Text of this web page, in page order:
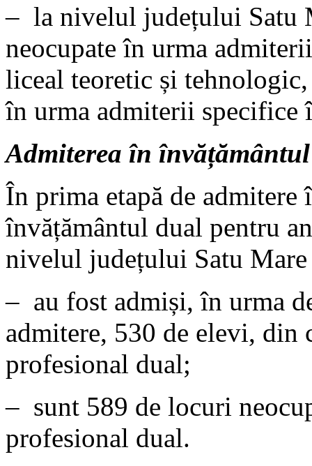
– la nivelul județului Satu
neocupate în urma
liceal teoretic și
în urma admiterii specifice
Admiterea în
În prima etapă de
învățământul dual pentru
nivelul județului Satu Mare
– au fost admiși, în urma
admitere, 530 de elevi, din
profesional dual;
– sunt 589 de locuri
profesional dual.